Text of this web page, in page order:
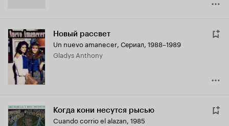
Новый рассвет
Un nuevo amanecer, Сериал, 1988–1989
Gladys Anthony
Когда кони несутся рысью
Cuando corrio el alazan, 1985